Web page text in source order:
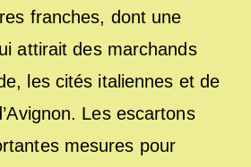
franches, dont une
attirait des marchands
les cités italiennes et de
Les escartons
mesures pour